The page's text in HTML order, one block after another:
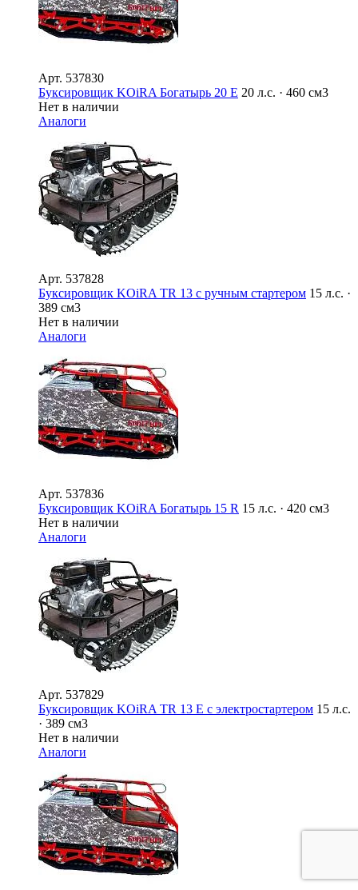
Арт. 537830
Буксировщик KOiRA Богатырь 20 E 20 л.с. · 460 см3
Нет в наличии
Аналоги
Арт. 537828
Буксировщик KOiRA TR 13 с ручным стартером 15 л.с. ·
389 см3
Нет в наличии
Аналоги
Арт. 537836
Буксировщик KOiRA Богатырь 15 R 15 л.с. · 420 см3
Нет в наличии
Аналоги
Арт. 537829
Буксировщик KOiRA TR 13 Е с электростартером 15 л.с.
· 389 см3
Нет в наличии
Аналоги